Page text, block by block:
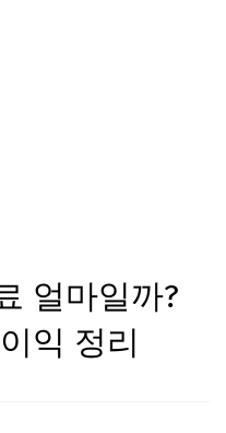
얼마일까?
익 정리